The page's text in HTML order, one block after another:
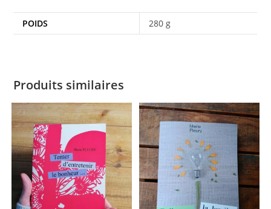
POIDS 280 g
Produits similaires